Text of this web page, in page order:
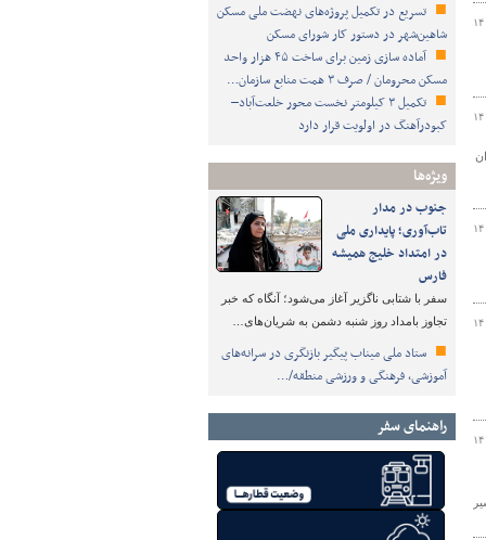
تسریع در تکمیل پروژه‌های نهضت ملی مسکن
شاهین‌شهر در دستور کار شورای مسکن
آماده سازی زمین برای ساخت ۴۵ هزار واحد
مسکن محرومان / صرف ۳ همت منابع سازمان…
تکمیل ۳ کیلومتر نخست محور خلعت‌آباد–
کبودرآهنگ در اولویت قرار دارد
ویژه‌ها
جنوب در مدار
تاب‌آوری؛ پایداری ملی
در امتداد خلیج همیشه
فارس
سفر با شتابی ناگزیر آغاز می‌شود؛ آنگاه که خبر
تجاوز بامداد روز شنبه دشمن به شریان‌های…
ستاد ملی میناب پیگیر بازنگری در سرانه‌های
آموزشی، فرهنگی و ورزشی منطقه/…
راهنمای سفر